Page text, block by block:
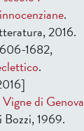
.
2016.
1682,
.
di Genova
Bozzi, 1969.